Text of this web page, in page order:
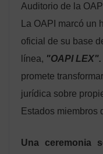
Auditorio de la
La OAPI marcó
oficial de su base
línea, "OAPI LEX".
promete
jurídica sobre
Estados miembros
Una ceremonia